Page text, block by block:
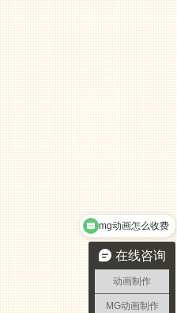
在线咨询
动画制作
MG动画制作
mg动画怎么收费
需要做2分钟宣传动画需要多久